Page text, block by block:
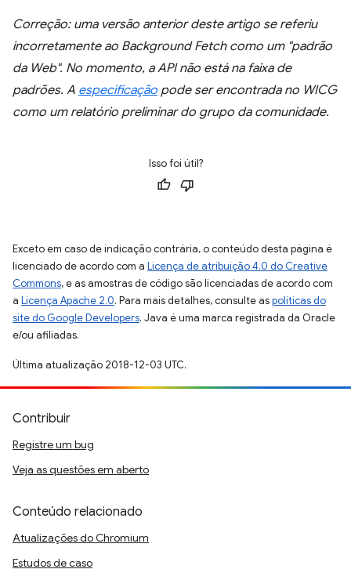
Correção: uma versão anterior deste artigo se referiu
incorretamente ao Background Fetch como um "padrão
da Web". No momento, a API não está na faixa de
padrões. A especificação pode ser encontrada no WICG
como um relatório preliminar do grupo da comunidade.
Isso foi útil?
Exceto em caso de indicação contrária, o conteúdo desta página é
licenciado de acordo com a Licença de atribuição 4.0 do Creative
Commons, e as amostras de código são licenciadas de acordo com
a Licença Apache 2.0. Para mais detalhes, consulte aspolíticas do
site do Google Developers. Java é uma marca registrada da Oracle
e/ou afiliadas.
Última atualização 2018-12-03 UTC.
Contribuir
Registre um bug
Veja as questões em aberto
Conteúdo relacionado
Atualizações do Chromium
Estudos de caso